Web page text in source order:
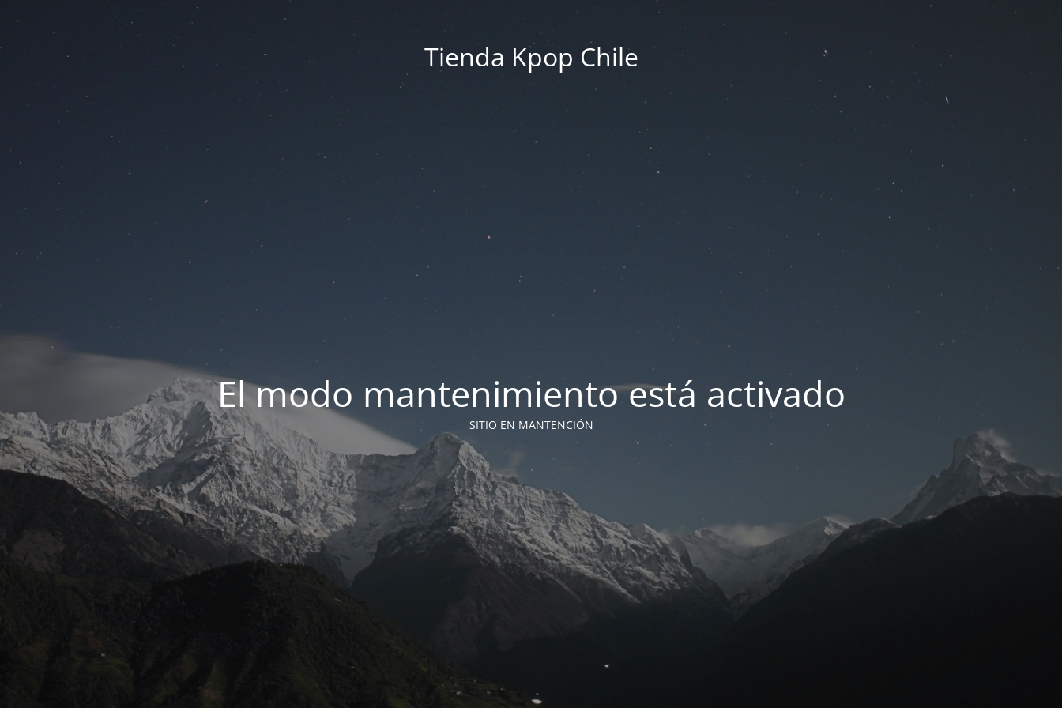
Tienda Kpop Chile
El modo mantenimiento está activado
SITIO EN MANTENCIÓN